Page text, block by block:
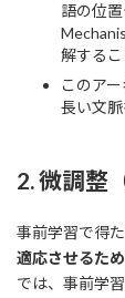
語の位
解するこ
このア
長い文脈
2.微調整
事前学習で得
適応させるた
では、事前学